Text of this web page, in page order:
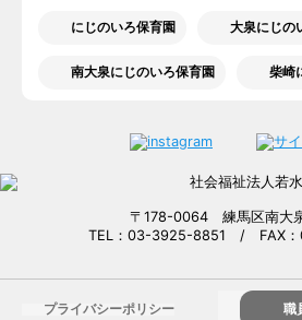
にじのいろ保育園 大泉にじの
南大泉にじのいろ保育園 柴崎
〒178-0064 練馬区南大
TEL：03-3925-8851 / FAX
プライバシーポリシー 職